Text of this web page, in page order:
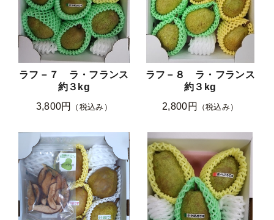
ラフ－７ ラ・フランス
約３kg
3,800円
（税込み）
ラフ－８ ラ・フランス
約３kg
2,800円
（税込み）